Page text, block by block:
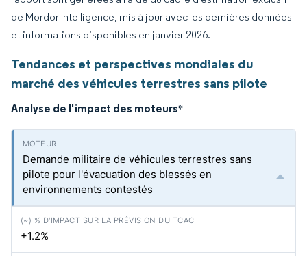
de Mordor Intelligence, mis à jour avec les dernières données
et informations disponibles en janvier 2026.
Tendances et perspectives mondiales du
marché des véhicules terrestres sans pilote
Analyse de l'impact des moteurs*
Demande militaire de véhicules terrestres sans
pilote pour l'évacuation des blessés en
environnements contestés
+1.2%